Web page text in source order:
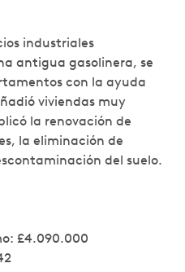
industriales
antigua gasolinera, se
con la ayuda
viviendas muy
la renovación de
la eliminación de
del suelo.
£4.090.000